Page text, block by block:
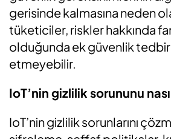
gerisinde kalmasına neden
tüketiciler, riskler hakkında
olduğunda ek güvenlik
etmeyebilir.
IoT’nin gizlilik sorununu
IoT’nin gizlilik sorunlarını